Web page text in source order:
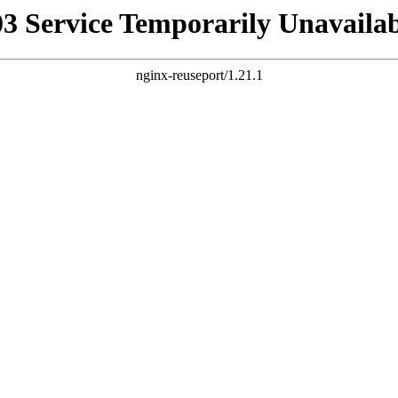
Service Temporarily
nginx-reuseport/1.21.1